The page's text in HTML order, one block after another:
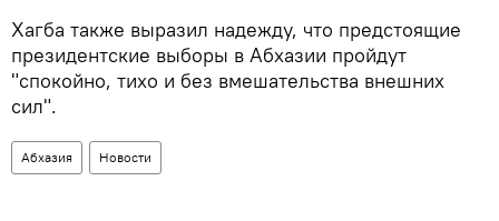
Хагба также выразил надежду, что предстоящие
президентские выборы в Абхазии пройдут
"спокойно, тихо и без вмешательства внешних
сил".
Абхазия Новости